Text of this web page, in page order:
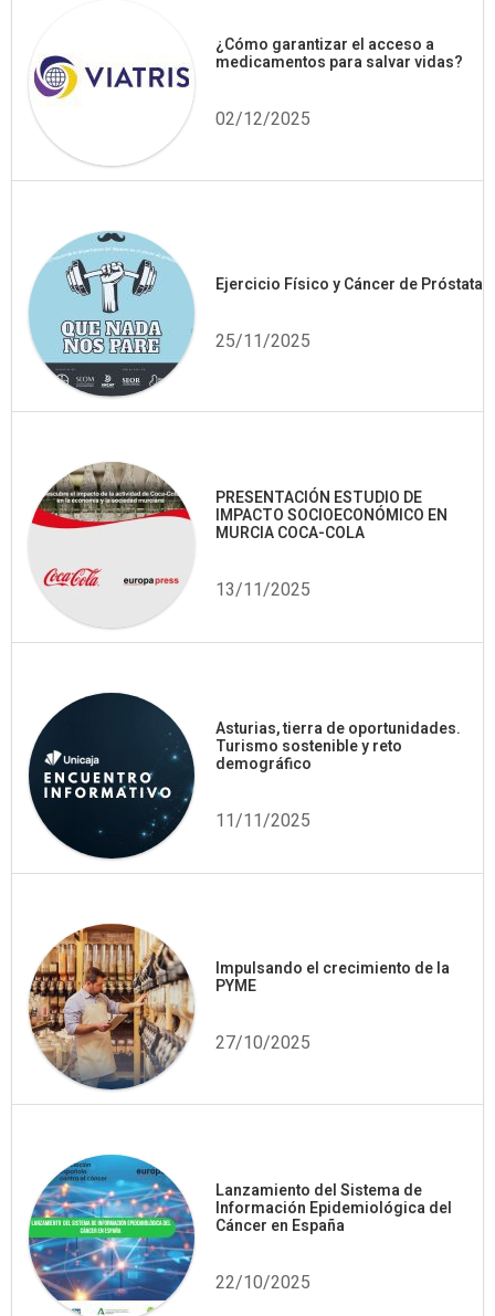
¿Cómo garantizar el acceso a
medicamentos para salvar vidas?
02/12/2025
Ejercicio Físico y Cáncer de Próstata
25/11/2025
PRESENTACIÓN ESTUDIO DE
IMPACTO SOCIOECONÓMICO EN
MURCIA COCA-COLA
13/11/2025
Asturias, tierra de oportunidades.
Turismo sostenible y reto
demográfico
11/11/2025
Impulsando el crecimiento de la
PYME
27/10/2025
Lanzamiento del Sistema de
Información Epidemiológica del
Cáncer en España
22/10/2025